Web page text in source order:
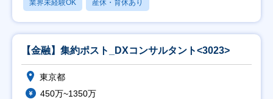
業界未経験OK 産休・育休あり
【金融】集約ポスト_DXコンサルタント<3023>
東京都
450万~1350万